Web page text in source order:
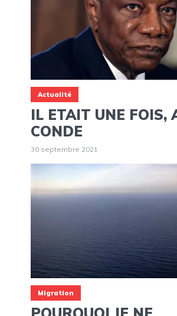
Actualité
IL ETAIT UNE FOIS,
CONDE
30 septembre 2021
Migration